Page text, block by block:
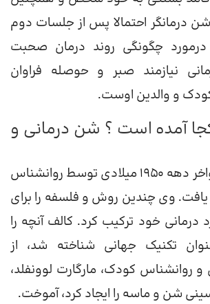
درمانگر احتمالا پس از جلسات دوم
چگونگی روند درمان صحبت
نیازمند صبر و حوصله فراوان
کودک و والدین اوست.
آمده است ؟ شن درمانی و
درمان با شن در اواخر دهه ۱۹۵۰ میلادی توسط روانشناس
یافت. وی چندین روش و فلسفه را برای
درمانی خود ترکیب کرد. کالف آنچه را
تکنیک جهانی شناخته شد، از
روانشناس کودک، مارگارت لوونفلد،
شن و ماسه را ایجاد کرد، آموخت.